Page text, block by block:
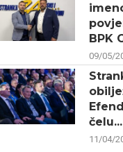
BPK
09/05/
čelu...
11/04/